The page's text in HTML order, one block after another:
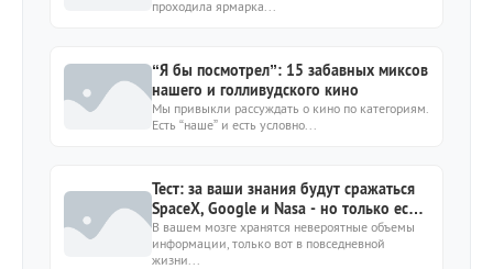
проходила ярмарка...
“Я бы посмотрел”: 15 забавных миксов
нашего и голливудского кино
Мы привыкли рассуждать о кино по категориям.
Есть “наше” и есть условно...
Тест: за ваши знания будут сражаться
SpaceX, Google и Nasa - но только если
ответите на 9/9 вопросов
В вашем мозге хранятся невероятные объемы
информации, только вот в повседневной
жизни...